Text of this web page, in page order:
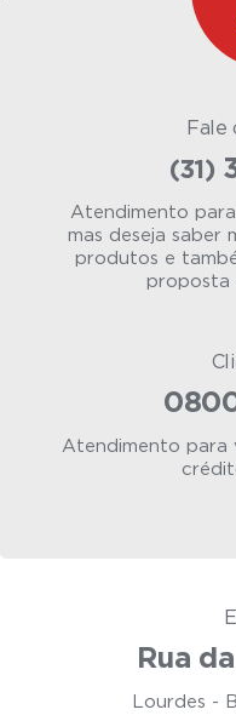
Fale
(31)
Atendimento
mas deseja saber
produtos e
proposta
Atendimento para
Rua
Lourdes -